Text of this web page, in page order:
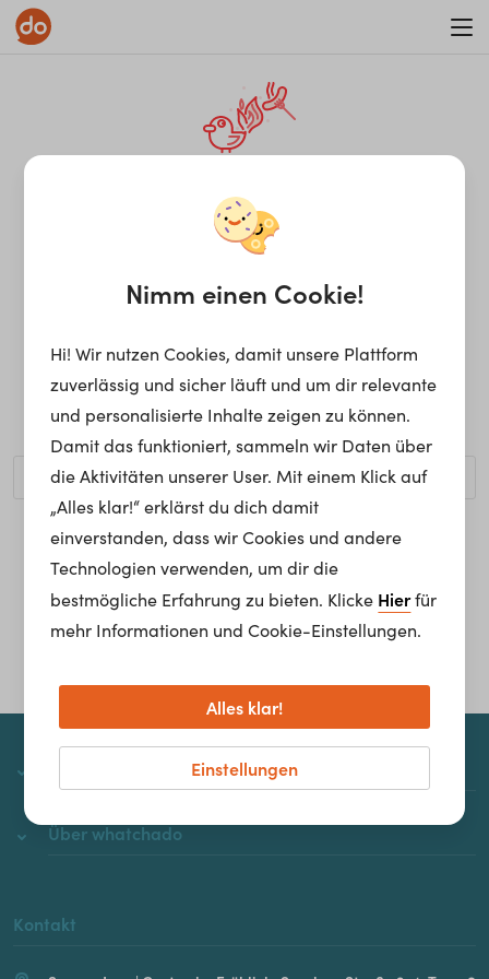
¡Ay, caramba! Seite nicht
gefunden.
Ups, die gewünschte Seite kann nicht gefunden werden.
Möchtest du nach einem bestimmten Begriff suchen?
Homepage
Über whatchado
Kontakt
Nimm einen Cookie!
Hi! Wir nutzen Cookies, damit unsere Plattform
zuverlässig und sicher läuft und um dir relevante
und personalisierte Inhalte zeigen zu können.
Damit das funktioniert, sammeln wir Daten über
die Aktivitäten unserer User. Mit einem Klick auf
„Alles klar!“ erklärst du dich damit
einverstanden, dass wir Cookies und andere
Technologien verwenden, um dir die
bestmögliche Erfahrung zu bieten. Klicke Hierfür
mehr Informationen und Cookie-Einstellungen.
Einstellungen
Alles klar!